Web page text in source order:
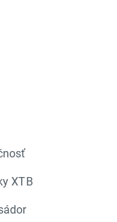
XTB